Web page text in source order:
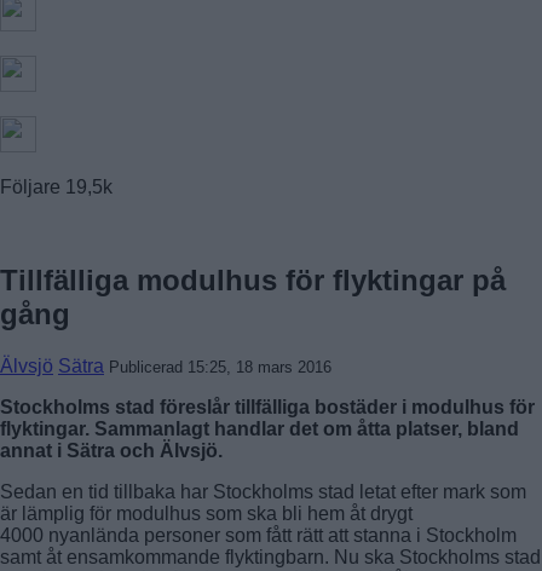
Följare 19,5k
Tillfälliga modulhus för flyktingar på
gång
Älvsjö Sätra Publicerad 15:25, 18 mars 2016
Stockholms stad föreslår tillfälliga bostäder i modulhus för
flyktingar. Sammanlagt handlar det om åtta platser, bland
annat i Sätra och Älvsjö.
Sedan en tid tillbaka har Stockholms stad letat efter mark som
är lämplig för modulhus som ska bli hem åt drygt
4000 nyanlända personer som fått rätt att stanna i Stockholm
samt åt ensamkommande flyktingbarn. Nu ska Stockholms stad